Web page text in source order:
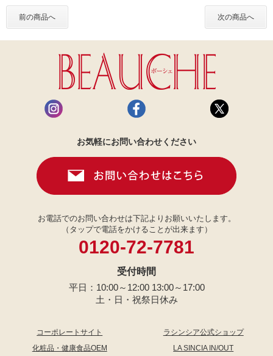
前の商品へ 次の商品へ
お気軽にお問い合わせください
お電話でのお問い合わせは下記よりお願いいたします。
（タップで電話をかけることが出来ます）
0120-72-7781
受付時間
平日：10:00～12:00 13:00～17:00
土・日・祝祭日休み
コーポレートサイト
ラシンシア公式ショップ
化粧品・健康食品OEM
LA SINCIA IN/OUT